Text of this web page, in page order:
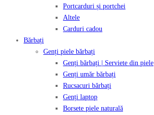
Portcarduri și portchei
Altele
Carduri cadou
Bărbați
Genți piele bărbați
Genți bărbați | Serviete din piele
Genți umăr bărbați
Rucsacuri bărbați
Genți laptop
Borsete piele naturală